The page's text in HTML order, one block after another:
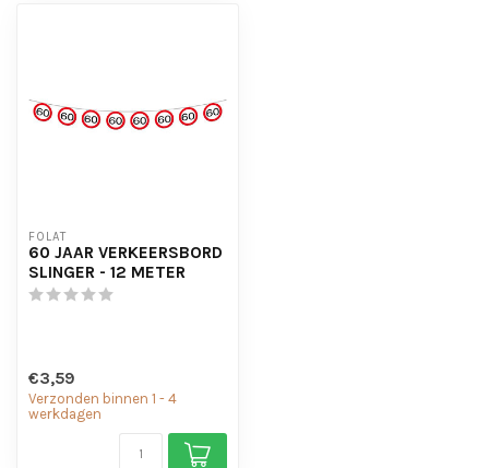
FOLAT
60 JAAR VERKEERSBORD
SLINGER - 12 METER
€3,59
Verzonden binnen 1 - 4
werkdagen